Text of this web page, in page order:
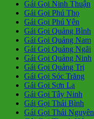
Gái Gọi Ninh Thuận
Gái Gọi Phú Thọ
Gái Gọi Phú Yên
Gái Gọi Quảng Bình
Gái Gọi Quảng Nam
Gái Gọi Quảng Ngãi
Gái Gọi Quảng Ninh
Gái Gọi Quảng Trị
Gái Gọi Sóc Trăng
Gái Gọi Sơn La
Gái Gọi Tây Ninh
Gái Gọi Thái Bình
Gái Gọi Thái Nguyên